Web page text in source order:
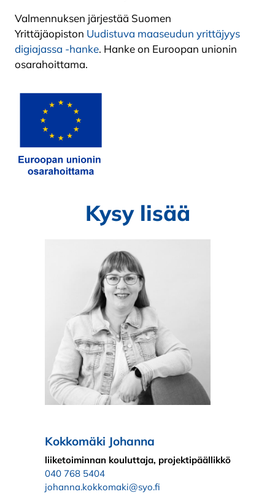
Valmennuksen järjestää Suomen
Yrittäjäopiston Uudistuva maaseudun yrittäjyys
digiajassa -hanke. Hanke on Euroopan unionin
osarahoittama.
Kysy lisää
Kokkomäki Johanna
liiketoiminnan kouluttaja, projektipäällikkö
040 768 5404
johanna.kokkomaki@syo.fi